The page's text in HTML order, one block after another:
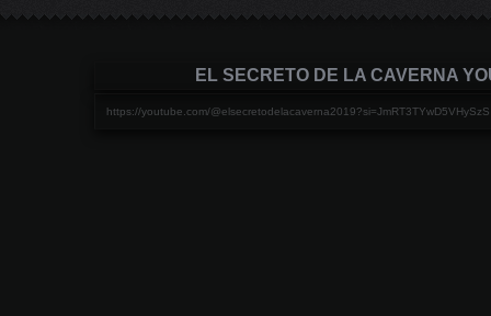
EL SECRETO DE LA CAVERNA
https://youtube.com/@elsecretodelacaverna2019?si=JmRT3TYwD5VHySzS